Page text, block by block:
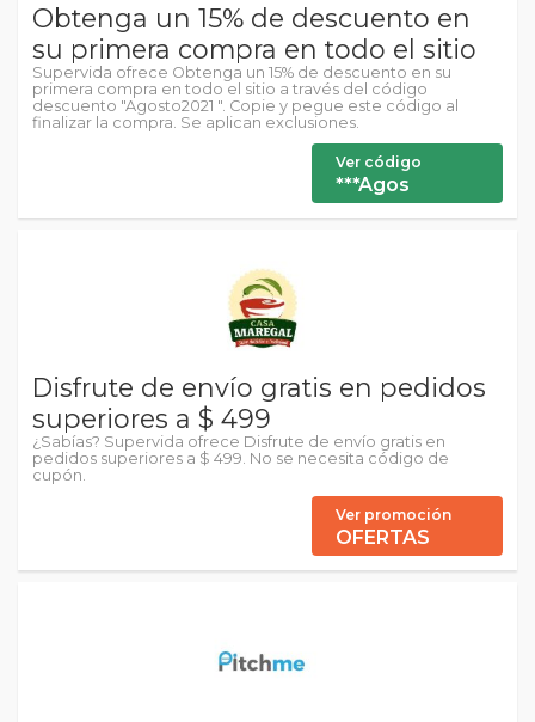
Obtenga un 15% de descuento en
su primera compra en todo el sitio
Supervida ofrece Obtenga un 15% de descuento en su
primera compra en todo el sitio a través del código
descuento "Agosto2021 ". Copie y pegue este código al
finalizar la compra. Se aplican exclusiones.
Ver código
***Agos
Disfrute de envío gratis en pedidos
superiores a $ 499
¿Sabías? Supervida ofrece Disfrute de envío gratis en
pedidos superiores a $ 499. No se necesita código de
cupón.
Ver promoción
OFERTAS